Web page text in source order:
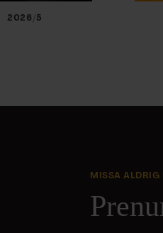
2026/5
MISSA ALDRIG